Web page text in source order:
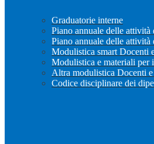
Graduatorie interne
Piano annuale delle attività
Piano annuale delle
Modulistica smart Docenti
Modulistica e materiali per
Altra modulistica Docenti
Codice disciplinare dei